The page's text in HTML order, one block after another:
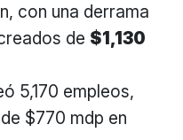
con una derrama
de $1,130
5,170 empleos,
$770 mdp en